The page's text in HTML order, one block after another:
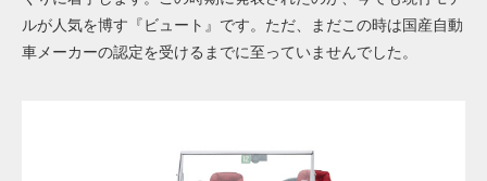
ルが人気を博す『ビュート』です。ただ、まだこの時は国産自動
車メーカーの認定を受けるまでに至っていませんでした。